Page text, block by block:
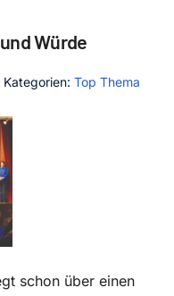
Würde
Kategorien: Top Thema
schon über einen